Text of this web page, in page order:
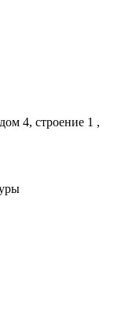
4, строение 1 ,